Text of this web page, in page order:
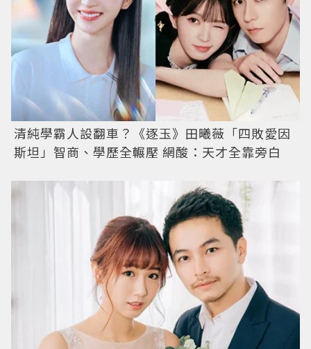
清純學霸人設翻車？《逐玉》田曦薇「四敗愛因
斯坦」智商、學歷全輾壓 網酸：天才全靠旁白